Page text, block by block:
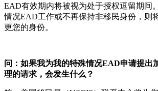
EAD有效期内将被视为处于授权逗留期间
情况EAD工作或不再保持非移民身份，则
更您的身份。
问：如果我为我的特殊情况EAD申请提出
理的请求，会发生什么？